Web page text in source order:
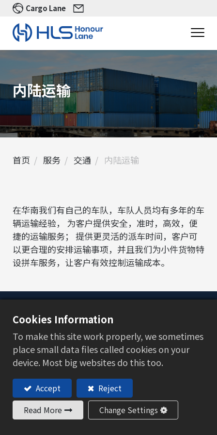
Cargo Lane
内陆运输​
首页 服务 交通 内陆运输
在华南我们有自己的车队，车队人员均有多年的车
辆运输经验， 为客户提供安全，准时，高效，便
捷的运输服务； 提供更灵活的派车时间，客户可
以更合理的安排运输事项，并且我们为小件货物特
设拼车服务，让客户有效控制运输成本。
产业应用
交通
物流解决方案
公司简介
Cookies Information
To make this site work properly, we sometimes
place small data files called cookies on your
device. Most big websites do this too.
Accept
Reject
Read More
Change Settings